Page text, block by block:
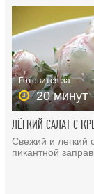
Готовится за
20 минут
ЛЁГКИЙ САЛАТ С
Свежий и легкий
пикантной